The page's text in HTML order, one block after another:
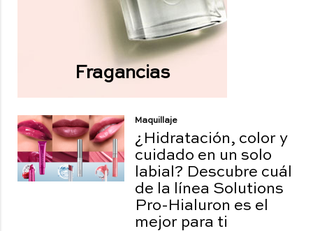
Fragancias
Maquillaje
¿Hidratación, color y
cuidado en un solo
labial? Descubre cuál
de la línea Solutions
Pro-Hialuron es el
mejor para ti